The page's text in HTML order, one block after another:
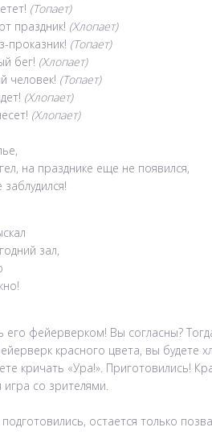
(Топает)
праздник! (Хлопает)
проказник! (Топает)
бег! (Хлопает)
человек! (Топает)
(Хлопает)
(Хлопает)
на празднике еще не появился,
зал,
его фейерверком! Вы согласны?
красного цвета, вы будете
кричать «Ура!». Приготовились!
со зрителями.
остается только